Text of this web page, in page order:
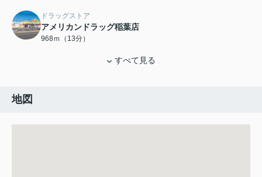
ドラッグストア
アメリカンドラッグ稲葉店
968ｍ（13分）
すべて見る
地図